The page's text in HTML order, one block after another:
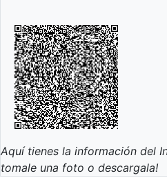
Aquí tienes la información del
tomale una foto o descargala!